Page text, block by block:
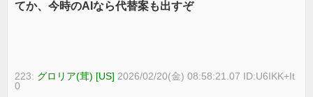
てか、今時のAIなら代替案も出すぞ
223: グロリア(茸) [US] 2026/02/20(金) 08:58:21.07 ID:U6IKK+It
0